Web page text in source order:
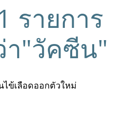
รายการ
า"วัคซีน"
ไข้เลือดออกตัวใหม่